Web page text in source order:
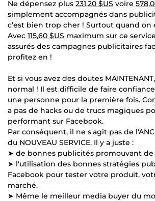
Ne dépensez plus 231,20 $US voire
simplement accompagnés dans
c’est bien trop cher ! Surtout quand on
Avec 115,60 $US maximum sur ce
assurés des campagnes publicitaires
profitez en !
Et si vous avez des doutes
normal ! Il est difficile de faire
une personne pour la première fois.
a pas de hacks ou de trucs magiques
performant sur Facebook.
Par conséquent, il ne s'agit pas de
du NOUVEAU SERVICE. Il y a juste :
➤ de bonnes publicités promouvant
➤ l'utilisation des bonnes stratégies
Facebook pour tester votre produit,
marché.
➤ Même le meilleur media buyer du